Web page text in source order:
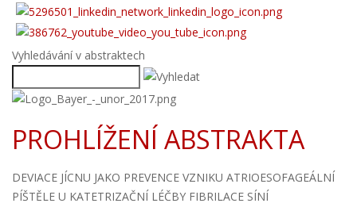
Vyhledávání v abstraktech
PROHLÍŽENÍ ABSTRAKTA
DEVIACE JÍCNU JAKO PREVENCE VZNIKU ATRIOESOFAGEÁLNÍ
PÍŠTĚLE U KATETRIZAČNÍ LÉČBY FIBRILACE SÍNÍ